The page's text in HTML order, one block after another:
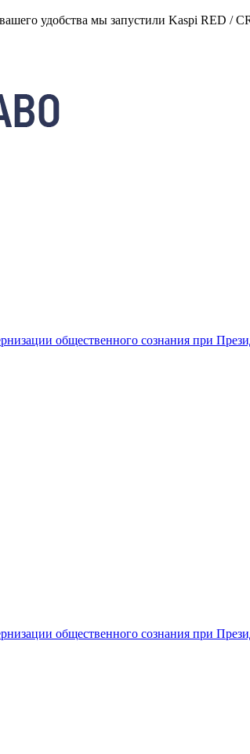
вашего удобства мы запустили Kaspi RED
общественного сознания при
общественного сознания при